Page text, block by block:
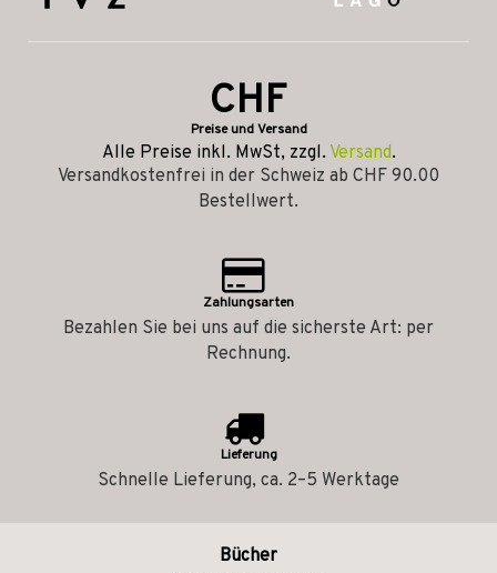
CHF
Preise und Versand
Alle Preise inkl. MwSt, zzgl. Versand.
Versandkostenfrei in der Schweiz ab CHF 90.00
Bestellwert.
Zahlungsarten
Bezahlen Sie bei uns auf die sicherste Art: per
Rechnung.
Lieferung
Schnelle Lieferung, ca. 2–5 Werktage
Bücher